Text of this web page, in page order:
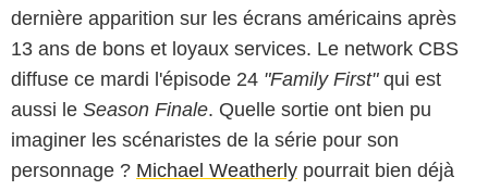
dernière apparition sur les écrans américains après
13 ans de bons et loyaux services. Le network CBS
diffuse ce mardi l'épisode 24 "Family First"qui est
aussi le Season Finale. Quelle sortie ont bien pu
imaginer les scénaristes de la série pour son
personnage ? Michael Weatherly pourrait bien déjà